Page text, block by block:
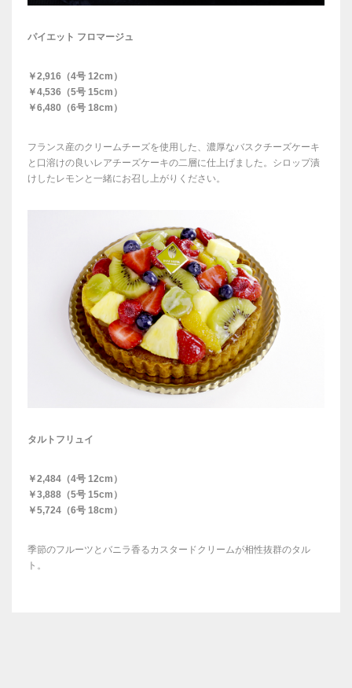
パイエット フロマージュ
￥2,916（4号 12cm）
￥4,536（5号 15cm）
￥6,480（6号 18cm）
フランス産のクリームチーズを使用した、濃厚なバスクチーズケーキ
と口溶けの良いレアチーズケーキの二層に仕上げました。シロップ漬
けしたレモンと一緒にお召し上がりください。
タルトフリュイ
￥2,484（4号 12cm）
￥3,888（5号 15cm）
￥5,724（6号 18cm）
季節のフルーツとバニラ香るカスタードクリームが相性抜群のタル
ト。